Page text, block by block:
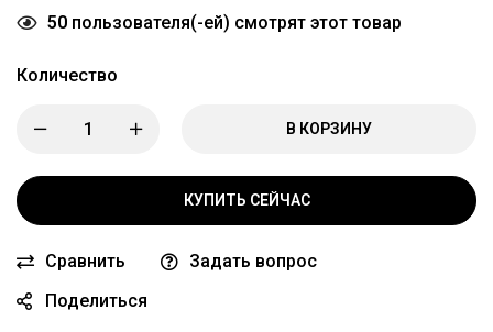
50 пользователя(-ей) смотрят этот товар
Количество
В КОРЗИНУ
КУПИТЬ СЕЙЧАС
Сравнить
Задать вопрос
Поделиться